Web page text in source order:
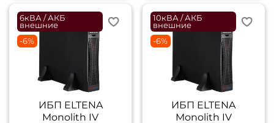
6кВА / АКБ
внешние
-6%
ИБП ELTENA
Monolith IV
10кВА / АКБ
внешние
-6%
ИБП ELTENA
Monolith IV